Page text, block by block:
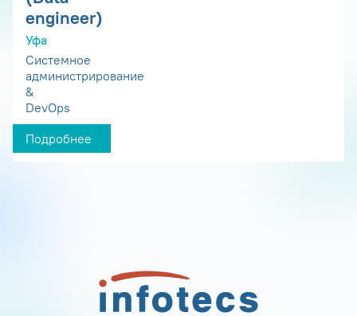
engineer)
Уфа
Системное
администрирование
&
DevOps
Подробнее